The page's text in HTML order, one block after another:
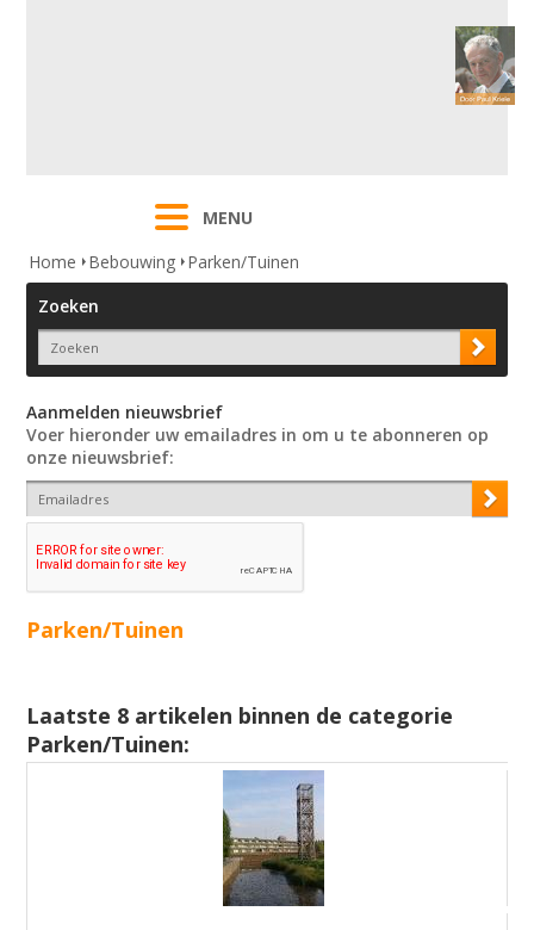
MENU
Home
Bebouwing Parken/Tuinen
Zoeken
Aanmelden nieuwsbrief
Voer hieronder uw emailadres in om u te abonneren op
onze nieuwsbrief:
Parken/Tuinen
Laatste 8 artikelen binnen de categorie
Parken/Tuinen: